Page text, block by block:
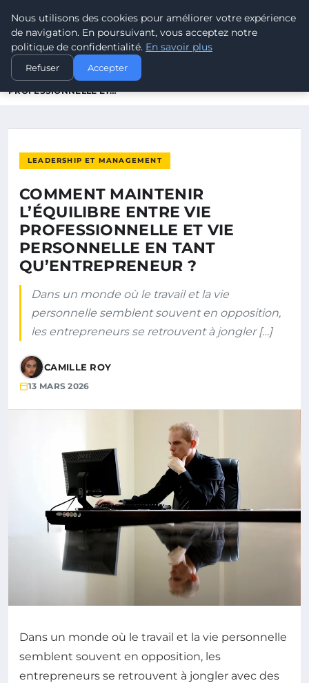
Dawa
Partage et enseignement
ACCUEIL
LEADERSHIP ET MANAGEMENT
COMMENT MAINTENIR L’ÉQUILIBRE ENTRE VIE
PROFESSIONNELLE ET…
LEADERSHIP ET MANAGEMENT
COMMENT MAINTENIR
L’ÉQUILIBRE ENTRE VIE
PROFESSIONNELLE ET VIE
PERSONNELLE EN TANT
QU’ENTREPRENEUR ?
Dans un monde où le travail et la vie
personnelle semblent souvent en opposition,
les entrepreneurs se retrouvent à jongler […]
CAMILLE ROY
13 MARS 2026
Dans un monde où le travail et la vie personnelle
semblent souvent en opposition, les
entrepreneurs se retrouvent à jongler avec des
Nous utilisons des cookies pour améliorer votre expérience
de navigation. En poursuivant, vous acceptez notre
politique de confidentialité. En savoir plus
Refuser Accepter